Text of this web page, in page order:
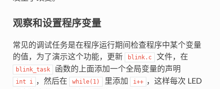
观察和设置程序变量
常见的调试任务是在程序运行期间检查程序中某个变量
的值，为了演示这个功能，更新
blink.c 文件，在
blink_task 函数的上面添加一个全局变量的声明
int i ，然后在 while(1) 里添加 i++ ，这样每次 LED